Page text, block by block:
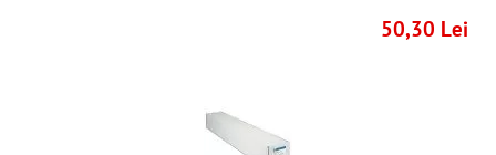
50,30 Lei